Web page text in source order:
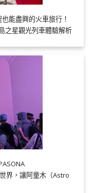
能盡興的火車旅行！
之星觀光列車體驗解析
界，讓阿童木（Astro